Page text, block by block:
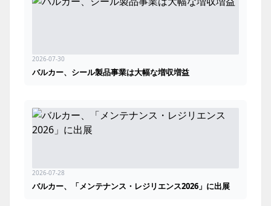
2026-07-30
バルカー、シール製品事業は大幅な増収増益
2026-07-28
バルカー、「メンテナンス・レジリエンス2026」に出展